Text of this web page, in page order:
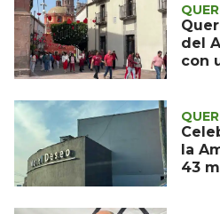
del
con
la
43